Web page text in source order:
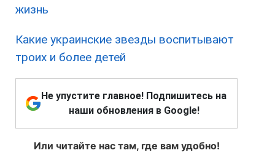
жизнь
Какие украинские звезды воспитывают
троих и более детей
Не упустите главное! Подпишитесь на
наши обновления в Google!
Или читайте нас там, где вам удобно!